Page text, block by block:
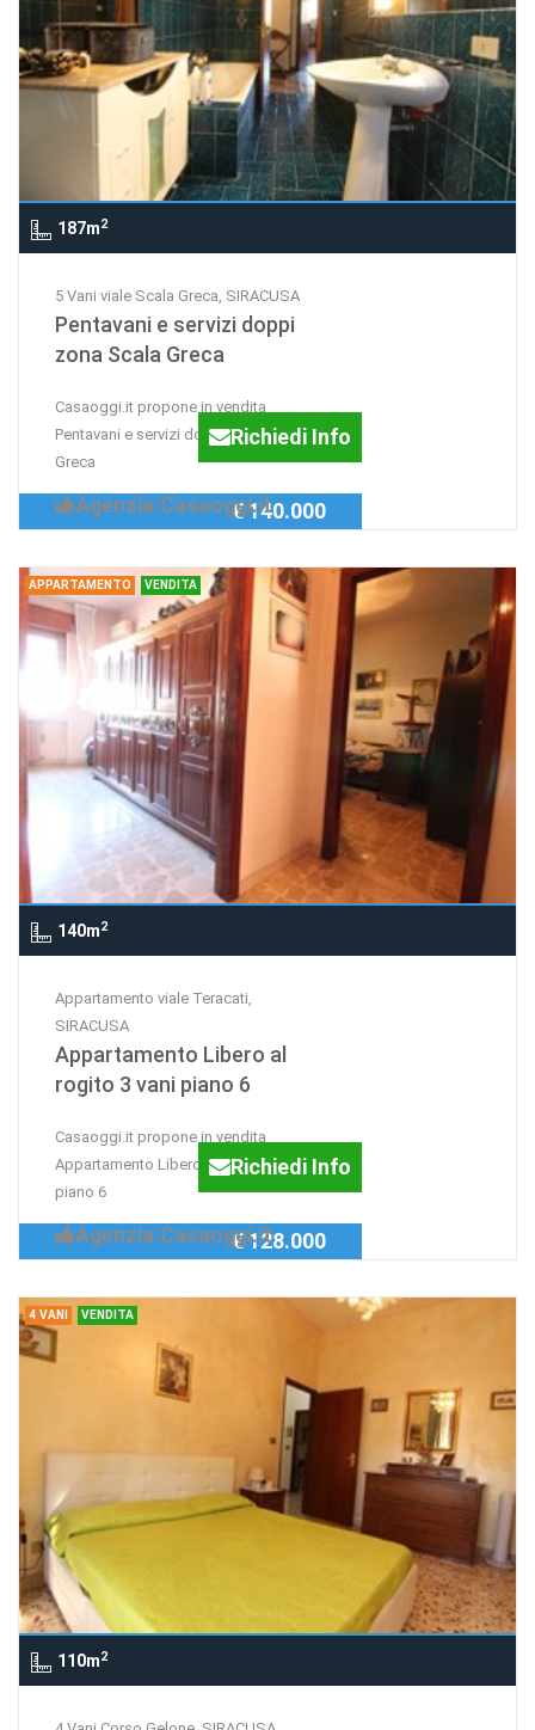
187m2
5 Vani viale Scala Greca, SIRACUSA
Pentavani e servizi doppi
zona Scala Greca
Casaoggi.it propone in vendita
Pentavani e servizi doppi zona Scala
Greca
Richiedi Info
Agenzia:Casaoggi.it€ 140.000
APPARTAMENTO VENDITA
140m2
Appartamento viale Teracati,
SIRACUSA
Appartamento Libero al
rogito 3 vani piano 6
Casaoggi.it propone in vendita
Appartamento Libero al rogito 3 vani
piano 6
Richiedi Info
Agenzia:Casaoggi.it€ 128.000
4 VANI VENDITA
110m2